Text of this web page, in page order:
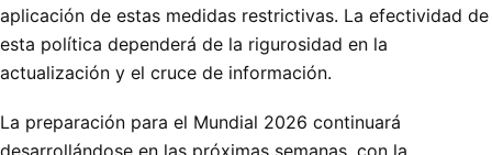
aplicación de estas medidas restrictivas. La efectividad de
esta política dependerá de la rigurosidad en la
actualización y el cruce de información.
La preparación para el Mundial 2026 continuará
desarrollándose en las próximas semanas, con la